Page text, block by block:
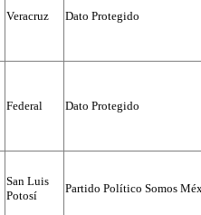
Veracruz Dato Protegido
Federal Dato Protegido
San Luis
Potosí
Partido Político Somos